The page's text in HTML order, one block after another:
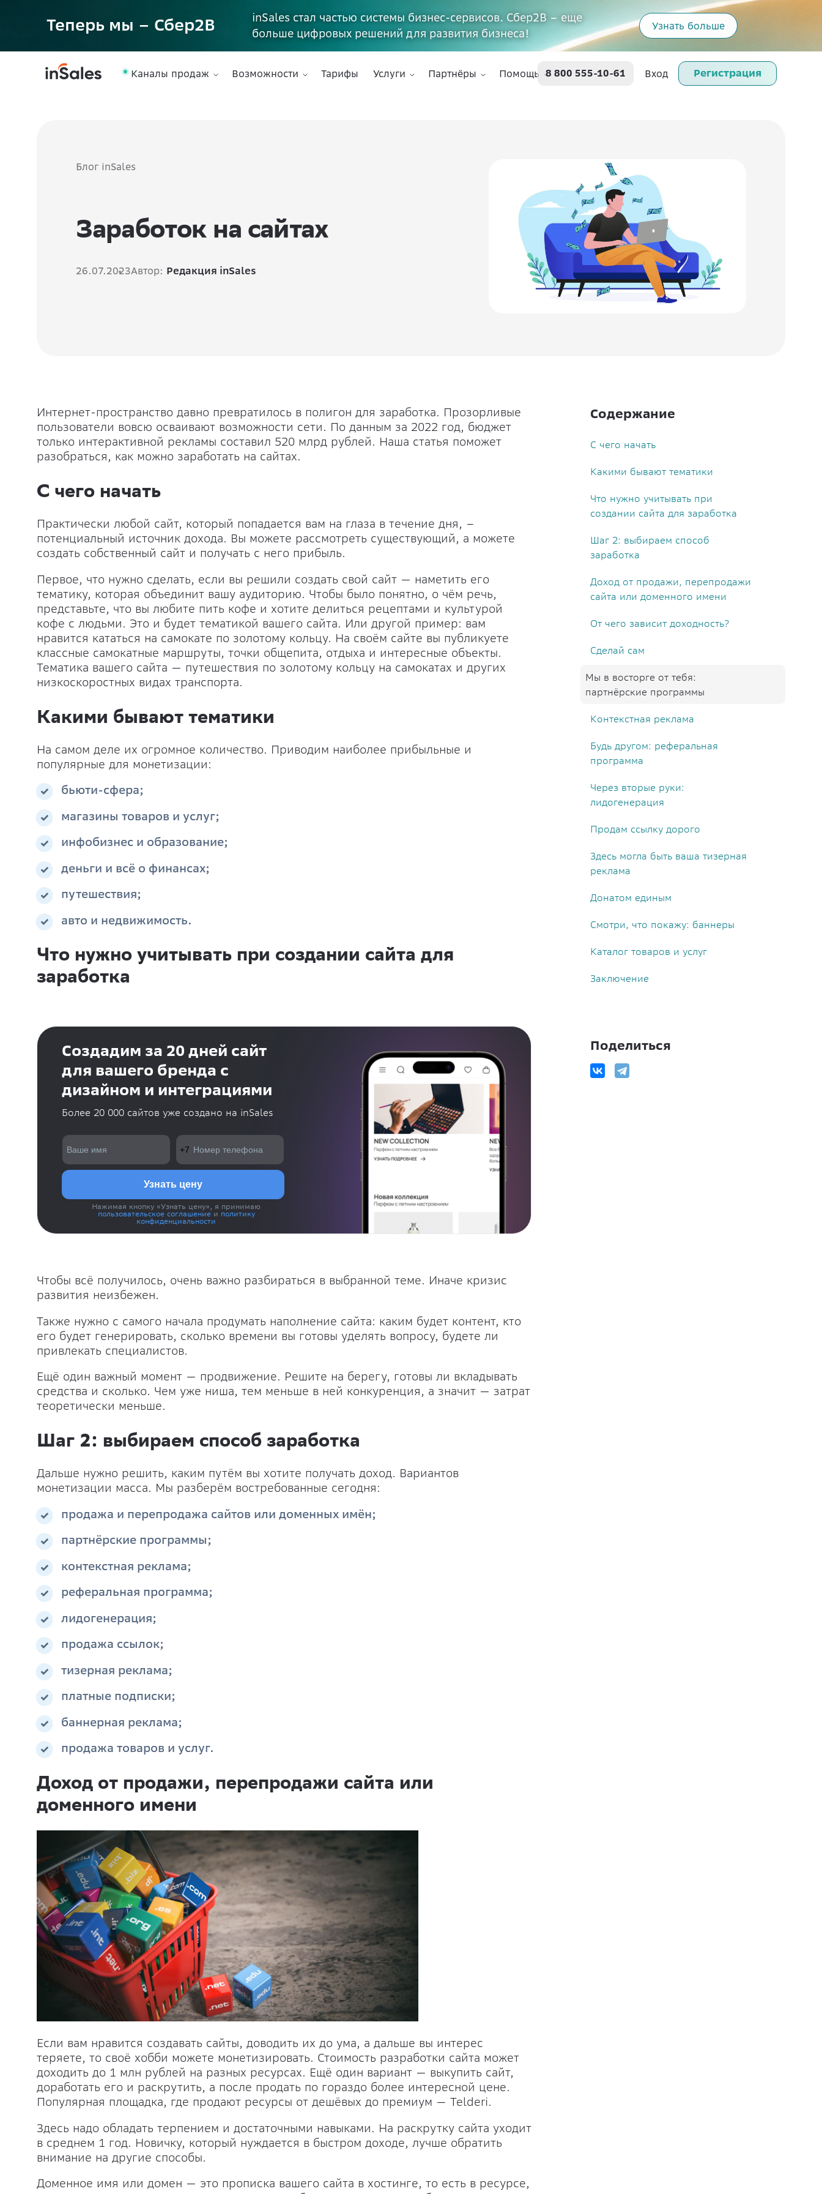
Теперь мы – Сбер2B
inSales стал частью системы бизнес-сервисов. Сбер2В – еще
больше цифровых решений для развития бизнеса!
Узнать больше
Каналы продаж Возможности Тарифы Услуги Партнёры Помощь 8 800 555-10-61 Вход Регистрация
Блог inSales
Заработок на сайтах
26.07.2023Автор: Редакция inSales
Интернет-пространство давно превратилось в полигон для заработка. Прозорливые
пользователи вовсю осваивают возможности сети. По данным за 2022 год, бюджет
только интерактивной рекламы составил 520 млрд рублей. Наша статья поможет
разобраться, как можно заработать на сайтах.
С чего начать
Практически любой сайт, который попадается вам на глаза в течение дня, –
потенциальный источник дохода. Вы можете рассмотреть существующий, а можете
создать собственный сайт и получать с него прибыль.
Первое, что нужно сделать, если вы решили создать свой сайт — наметить его
тематику, которая объединит вашу аудиторию. Чтобы было понятно, о чём речь,
представьте, что вы любите пить кофе и хотите делиться рецептами и культурой
кофе с людьми. Это и будет тематикой вашего сайта. Или другой пример: вам
нравится кататься на самокате по золотому кольцу. На своём сайте вы публикуете
классные самокатные маршруты, точки общепита, отдыха и интересные объекты.
Тематика вашего сайта — путешествия по золотому кольцу на самокатах и других
низкоскоростных видах транспорта.
Какими бывают тематики
На самом деле их огромное количество. Приводим наиболее прибыльные и
популярные для монетизации:
бьюти-сфера;
магазины товаров и услуг;
инфобизнес и образование;
деньги и всё о финансах;
путешествия;
авто и недвижимость.
Что нужно учитывать при создании сайта для
заработка
Создадим за 20 дней сайт
для вашего бренда с
дизайном и интеграциями
Более 20 000 сайтов уже создано на inSales
Нажимая кнопку «Узнать цену», я принимаю
пользовательское соглашениеи политику
конфиденциальности
Чтобы всё получилось, очень важно разбираться в выбранной теме. Иначе кризис
развития неизбежен.
Также нужно с самого начала продумать наполнение сайта: каким будет контент, кто
его будет генерировать, сколько времени вы готовы уделять вопросу, будете ли
привлекать специалистов.
Ещё один важный момент — продвижение. Решите на берегу, готовы ли вкладывать
средства и сколько. Чем уже ниша, тем меньше в ней конкуренция, а значит — затрат
теоретически меньше.
Шаг 2: выбираем способ заработка
Дальше нужно решить, каким путём вы хотите получать доход. Вариантов
монетизации масса. Мы разберём востребованные сегодня:
продажа и перепродажа сайтов или доменных имён;
партнёрские программы;
контекстная реклама;
реферальная программа;
лидогенерация;
продажа ссылок;
тизерная реклама;
платные подписки;
баннерная реклама;
продажа товаров и услуг.
Доход от продажи, перепродажи сайта или
доменного имени
Если вам нравится создавать сайты, доводить их до ума, а дальше вы интерес
теряете, то своё хобби можете монетизировать. Стоимость разработки сайта может
доходить до 1 млн рублей на разных ресурсах. Ещё один вариант — выкупить сайт,
доработать его и раскрутить, а после продать по гораздо более интересной цене.
Популярная площадка, где продают ресурсы от дешёвых до премиум — Telderi.
Здесь надо обладать терпением и достаточными навыками. На раскрутку сайта уходит
в среднем 1 год. Новичку, который нуждается в быстром доходе, лучше обратить
внимание на другие способы.
Доменное имя или домен — это прописка вашего сайта в хостинге, то есть в ресурсе,
Содержание
С чего начать
Какими бывают тематики
Что нужно учитывать при
создании сайта для заработка
Шаг 2: выбираем способ
заработка
Доход от продажи, перепродажи
сайта или доменного имени
От чего зависит доходность?
Сделай сам
Мы в восторге от тебя:
партнёрские программы
Контекстная реклама
Будь другом: реферальная
программа
Через вторые руки:
лидогенерация
Продам ссылку дорого
Здесь могла быть ваша тизерная
реклама
Донатом единым
Смотри, что покажу: баннеры
Каталог товаров и услуг
Заключение
Поделиться